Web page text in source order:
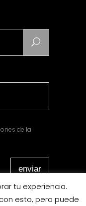
de la
tu experiencia.
esto, pero puede